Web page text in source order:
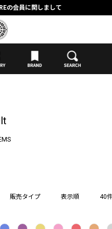
済の引き落としに関しまして
抽選応募に関する注意事項
の会員に関しまして
販売タイプ 表示順 40